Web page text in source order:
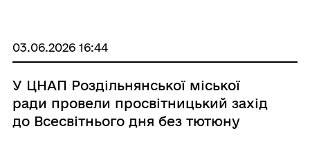
03.06.2026 16:44
У ЦНАП Роздільнянської міської
ради провели просвітницький захід
до Всесвітнього дня без тютюну